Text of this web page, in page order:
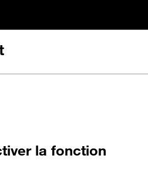
la fonction